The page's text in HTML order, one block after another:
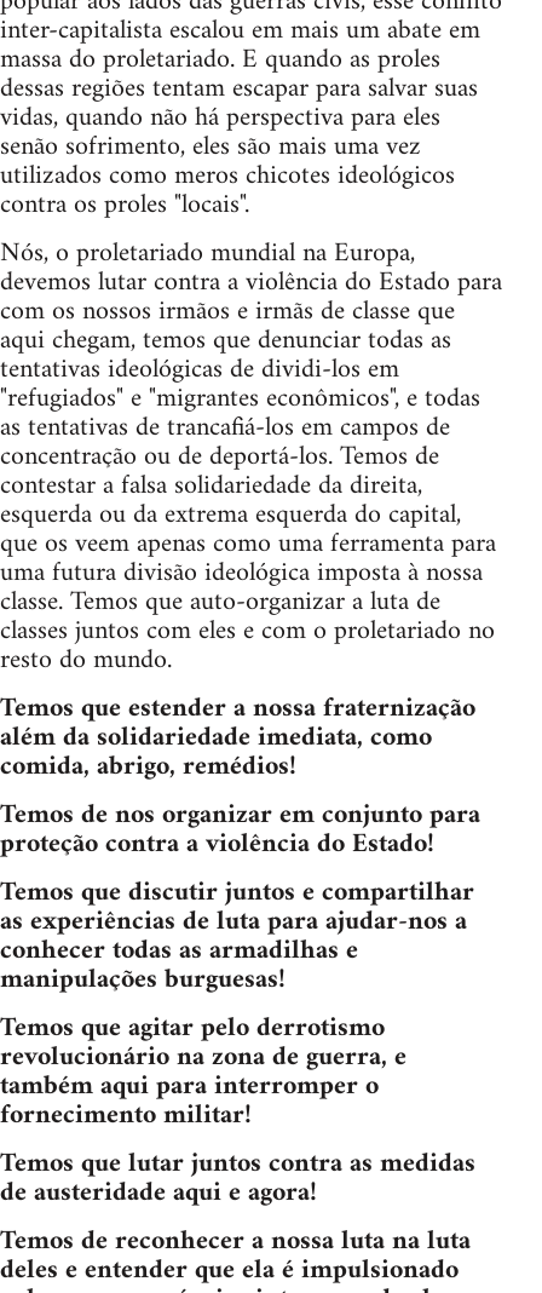
inter-capitalista escalou em mais um abate em
massa do proletariado. E quando as proles
dessas regiões tentam escapar para salvar suas
vidas, quando não há perspectiva para eles
senão sofrimento, eles são mais uma vez
utilizados como meros chicotes ideológicos
contra os proles "locais".
Nós, o proletariado mundial na Europa,
devemos lutar contra a violência do Estado para
com os nossos irmãos e irmãs de classe que
aqui chegam, temos que denunciar todas as
tentativas ideológicas de dividi-los em
"refugiados" e "migrantes econômicos", e todas
as tentativas de trancafiá-los em campos de
concentração ou de deportá-los. Temos de
contestar a falsa solidariedade da direita,
esquerda ou da extrema esquerda do capital,
que os veem apenas como uma ferramenta para
uma futura divisão ideológica imposta à nossa
classe. Temos que auto-organizar a luta de
classes juntos com eles e com o proletariado no
resto do mundo.
Temos que estender a nossa fraternização
além da solidariedade imediata, como
comida, abrigo, remédios!
Temos de nos organizar em conjunto para
proteção contra a violência do Estado!
Temos que discutir juntos e compartilhar
as experiências de luta para ajudar-nos a
conhecer todas as armadilhas e
manipulações burguesas!
Temos que agitar pelo derrotismo
revolucionário na zona de guerra, e
também aqui para interromper o
fornecimento militar!
Temos que lutar juntos contra as medidas
de austeridade aqui e agora!
Temos de reconhecer a nossa luta na luta
deles e entender que ela é impulsionado